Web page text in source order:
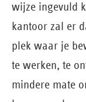
wijze ingevuld
kantoor zal er
plek waar je
te werken, te
mindere mate